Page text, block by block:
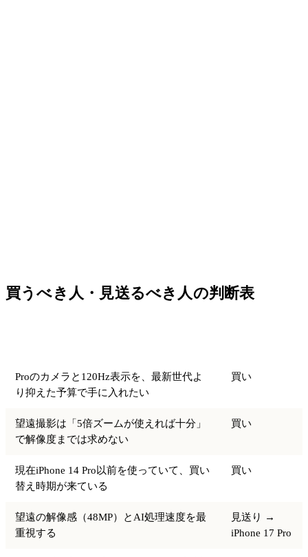
買うべき人・見送るべき人の判断表
Proのカメラと120Hz表示を、最新世代よ
り抑えた予算で手に入れたい
買い
望遠撮影は「5倍ズームが使えれば十分」
で解像度までは求めない
買い
現在iPhone 14 Pro以前を使っていて、買い
替え時期が来ている
買い
望遠の解像感（48MP）とAI処理速度を最
重視する
見送り →
iPhone 17 Pro